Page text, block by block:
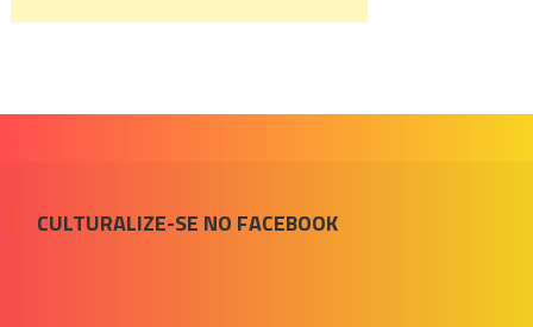
CULTURALIZE-SE NO FACEBOOK